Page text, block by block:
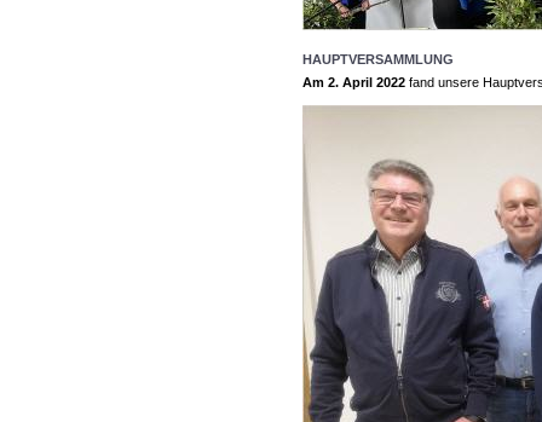
HAUPTVERSAMMLUNG
Am 2. April 2022 fand unsere